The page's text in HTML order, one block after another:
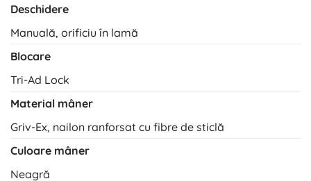
Deschidere
Manuală, orificiu în lamă
Blocare
Tri-Ad Lock
Material mâner
Griv-Ex, nailon ranforsat cu fibre de sticlă
Culoare mâner
Neagră